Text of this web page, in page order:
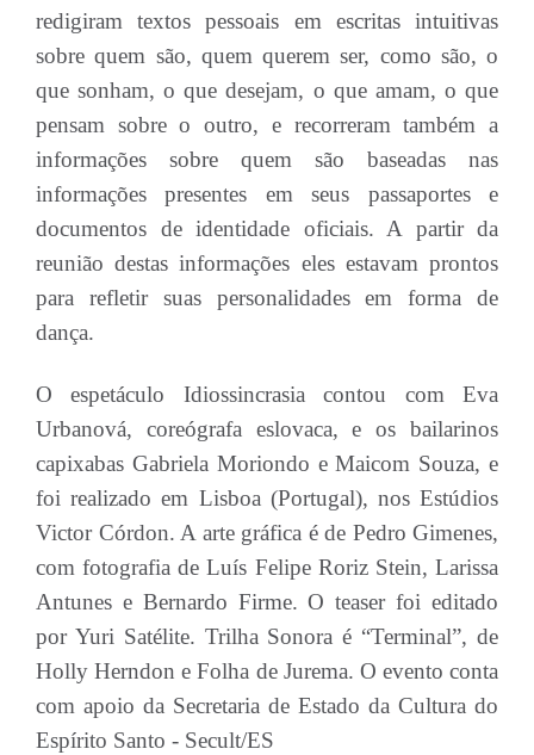
redigiram textos pessoais em escritas intuitivas
sobre quem são, quem querem ser, como são, o
que sonham, o que desejam, o que amam, o que
pensam sobre o outro, e recorreram também a
informações sobre quem são baseadas nas
informações presentes em seus passaportes e
documentos de identidade oficiais. A partir da
reunião destas informações eles estavam prontos
para refletir suas personalidades em forma de
dança.
O espetáculo Idiossincrasia contou com Eva
Urbanová, coreógrafa eslovaca, e os bailarinos
capixabas Gabriela Moriondo e Maicom Souza, e
foi realizado em Lisboa (Portugal), nos Estúdios
Victor Córdon. A arte gráfica é de Pedro Gimenes,
com fotografia de Luís Felipe Roriz Stein, Larissa
Antunes e Bernardo Firme. O teaser foi editado
por Yuri Satélite. Trilha Sonora é “Terminal”, de
Holly Herndon e Folha de Jurema. O evento conta
com apoio da Secretaria de Estado da Cultura do
Espírito Santo - Secult/ES